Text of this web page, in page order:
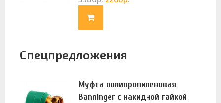
Спецпредложения
Муфта полипропиленовая
Banninger с накидной гайкой